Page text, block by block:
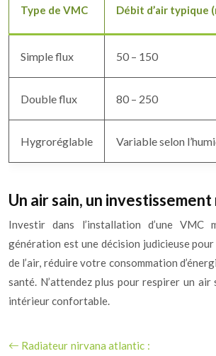
Type de VMC Débit d’air typique
Simple flux 50 – 150
Double flux 80 – 250
Hygroréglable Variable selon
Un air sain, un
Investir dans l’installation d’une VMC
génération est une décision judicieuse
de l’air, réduire votre consommation
santé. N’attendez plus pour respirer un air
intérieur confortable.
Radiateur nirvana atlantic :